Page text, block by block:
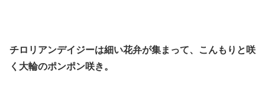
チロリアンデイジーは細い花弁が集まって、こんもりと咲
く大輪のポンポン咲き。